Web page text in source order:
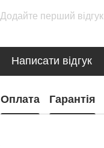
Додайте перший відгук
Написати відгук
Оплата Гарантія